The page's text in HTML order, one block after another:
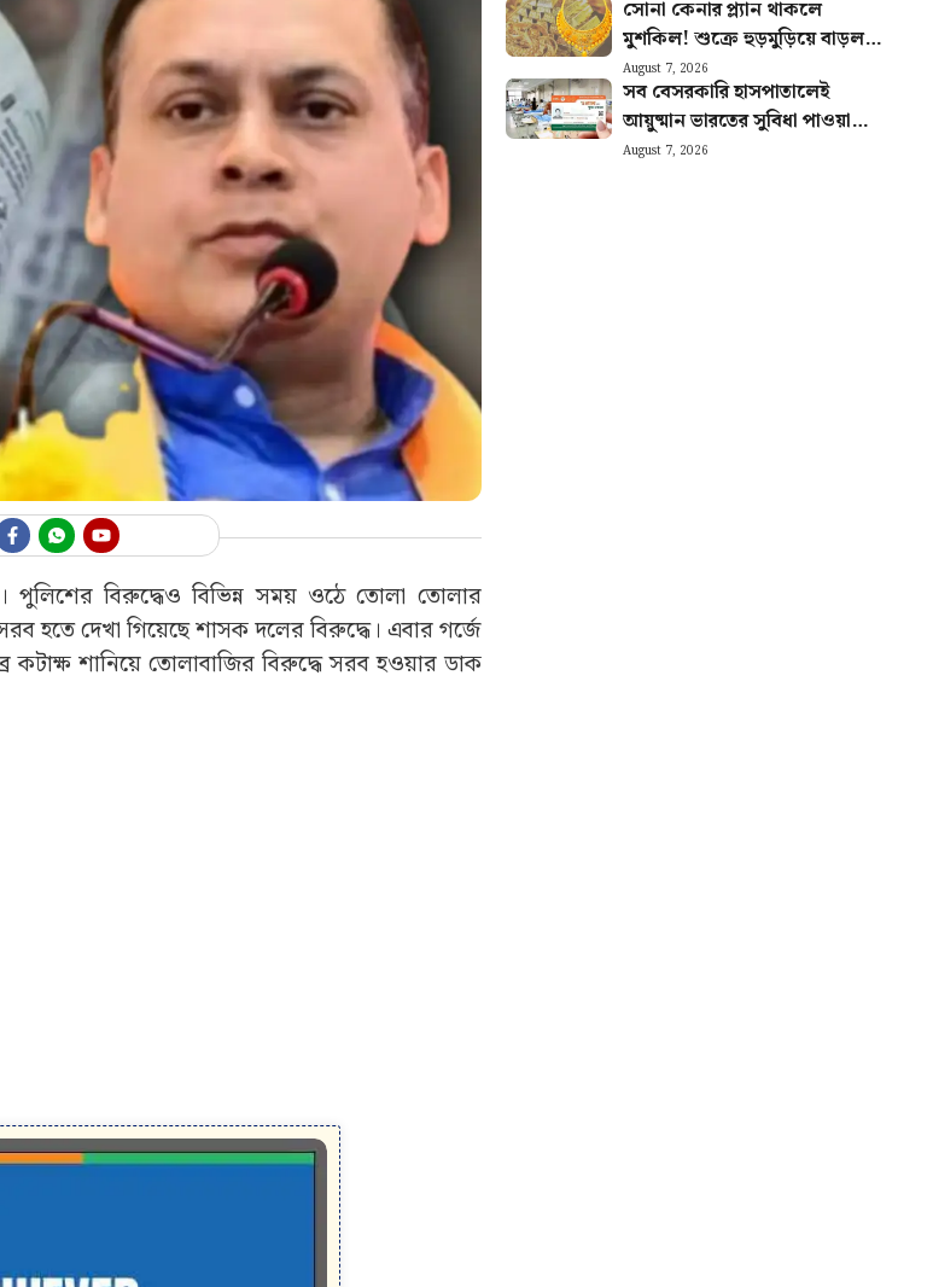
পুলিশের বিরুদ্ধেও বিভিন্ন সময় ওঠে তোলা তোলার
দেখা গিয়েছে শাসক দলের বিরুদ্ধে। এবার গর্জে
শানিয়ে তোলাবাজির বিরুদ্ধে সরব হওয়ার ডাক
সোনা কেনার প্ল্যান থাকলে
মুশকিল! শুক্রে হুড়মুড়িয়ে বাড়ল
দাম: আজকের রেট
August 7, 2026
সব বেসরকারি হাসপাতালেই
আয়ুষ্মান ভারতের সুবিধা পাওয়া
যায়? ভর্তির আগে সঠিক নিয়ম
August 7, 2026